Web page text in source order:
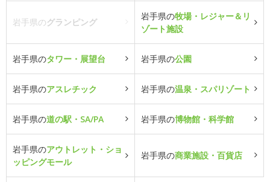
岩手県のグランピング
岩手県の牧場・レジャー＆リ
ゾート施設
岩手県のタワー・展望台 岩手県の公園
岩手県のアスレチック 岩手県の温泉・スパリゾート
岩手県の道の駅・SA/PA 岩手県の博物館・科学館
岩手県のアウトレット・ショ
ッピングモール
岩手県の商業施設・百貨店